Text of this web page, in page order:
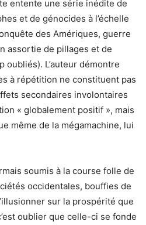
entente une série inédite de
et de génocides à l’échelle
des Amériques, guerre
assortie de pillages et de
oubliés). L’auteur démontre
à répétition ne constituent pas
secondaires involontaires
« globalement positif », mais
même de la mégamachine, lui
soumis à la course folle de
occidentales, bouffies de
sur la prospérité que
oublier que celle-ci se fonde